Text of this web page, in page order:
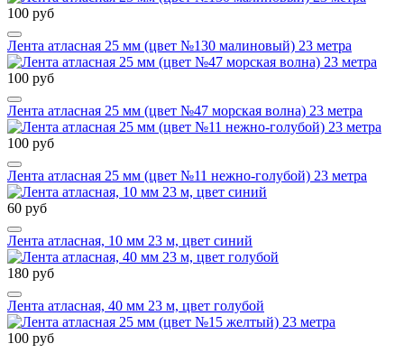
100 руб
Лента атласная 25 мм (цвет №130 малиновый) 23 метра
100 руб
Лента атласная 25 мм (цвет №47 морская волна) 23 метра
100 руб
Лента атласная 25 мм (цвет №11 нежно-голубой) 23 метра
60 руб
Лента атласная, 10 мм 23 м, цвет синий
180 руб
Лента атласная, 40 мм 23 м, цвет голубой
100 руб